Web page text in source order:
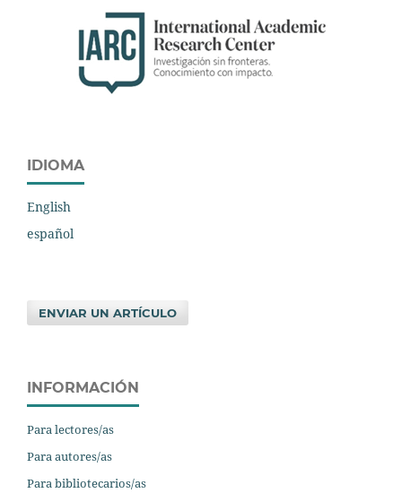
IDIOMA
English
español
ENVIAR UN ARTÍCULO
INFORMACIÓN
Para lectores/as
Para autores/as
Para bibliotecarios/as